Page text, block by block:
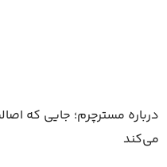
درباره مسترچرم؛ جایی که
می‌کند